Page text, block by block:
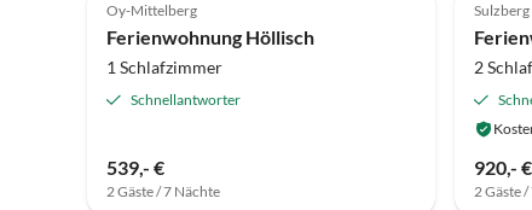
Oy-Mittelberg
Ferienwohnung Höllisch
1 Schlafzimmer
Schnellantworter
539,- €
2 Gäste / 7 Nächte
2
920,- €
2 Gäste